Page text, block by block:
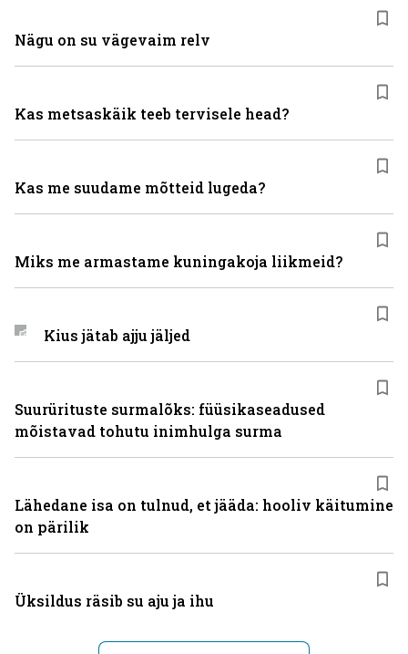
Nägu on su vägevaim relv
Kas metsaskäik teeb tervisele head?
Kas me suudame mõtteid lugeda?
Miks me armastame kuningakoja liikmeid?
Kius jätab ajju jäljed
Suurürituste surmalõks: füüsikaseadused
mõistavad tohutu inimhulga surma
Lähedane isa on tulnud, et jääda: hooliv käitumine
on pärilik
Üksildus räsib su aju ja ihu